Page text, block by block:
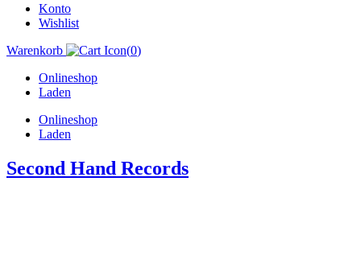
Konto
Wishlist
Warenkorb
(0)
Onlineshop
Laden
Onlineshop
Laden
Second Hand Records